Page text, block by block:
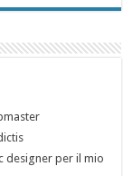
designer per il mio